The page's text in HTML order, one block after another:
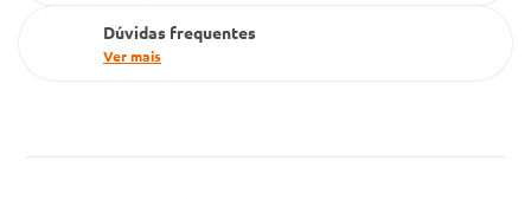
Dúvidas frequentes
Ver mais